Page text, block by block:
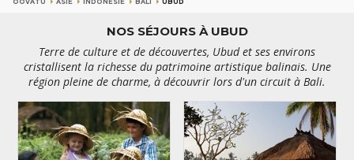
NOS SÉJOURS À UBUD
Terre de culture et de découvertes, Ubud et ses environs
cristallisent la richesse du patrimoine artistique balinais. Une
région pleine de charme, à découvrir lors d'un circuit à Bali.